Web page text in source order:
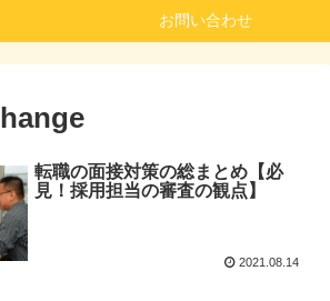
お問い合わせ
転職の面接対策の総まとめ【必
見！採用担当の審査の観点】
2021.08.14